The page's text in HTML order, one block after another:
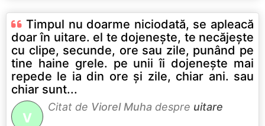
Timpul nu doarme niciodată, se apleacă
doar în uitare. el te dojeneşte, te necăjeşte
cu clipe, secunde, ore sau zile, punând pe
tine haine grele. pe unii îi dojeneşte mai
repede le ia din ore şi zile, chiar ani. sau
chiar sunt...
V
Citat de Viorel Muha despre uitare